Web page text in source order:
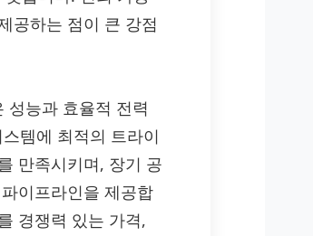
공하는 점이 큰 강점
성능과 효율적 전력
템에 최적의 트라이
만족시키며, 장기 공
이프라인을 제공합
경쟁력 있는 가격,